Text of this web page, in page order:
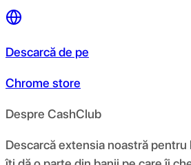
Descarcă de pe
Chrome store
Despre CashClub
Descarcă extensia noastră